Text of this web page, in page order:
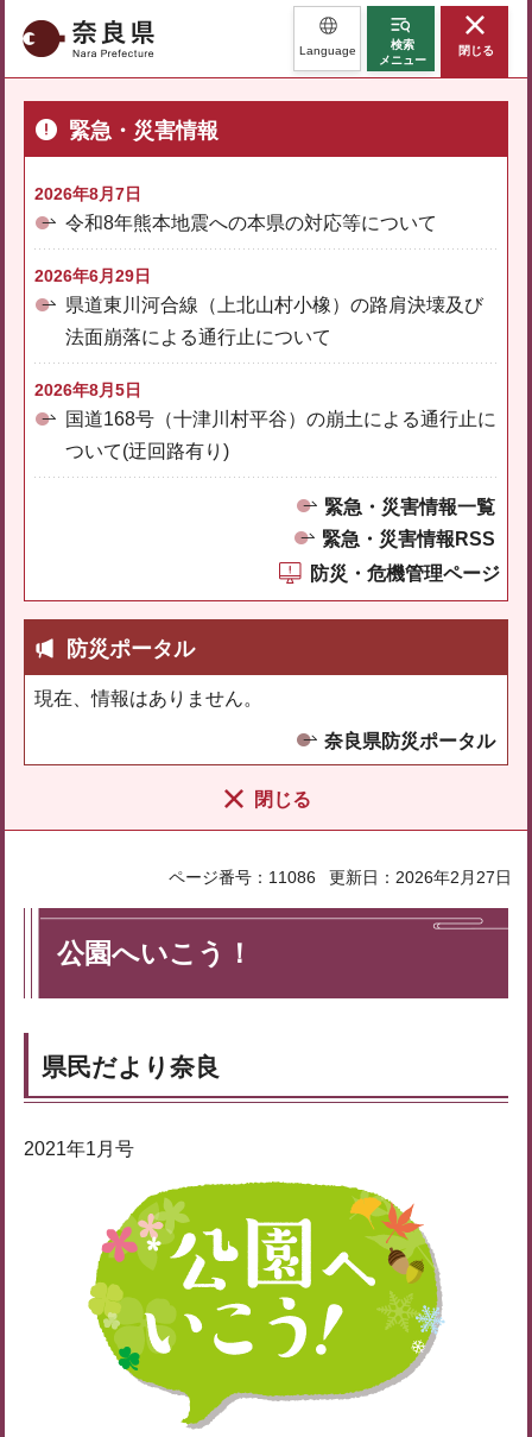
奈良県 Language
検索
メニュー
閉じる
緊急・災害情報
2026年8月7日
令和8年熊本地震への本県の対応等について
2026年6月29日
県道東川河合線（上北山村小橡）の路肩決壊及び
法面崩落による通行止について
2026年8月5日
国道168号（十津川村平谷）の崩土による通行止に
ついて(迂回路有り)
緊急・災害情報一覧
緊急・災害情報RSS
防災・危機管理ページ
防災ポータル
現在、情報はありません。
奈良県防災ポータル
閉じる
ページ番号：11086 更新日：2026年2月27日
公園へいこう！
県民だより奈良
2021年1月号